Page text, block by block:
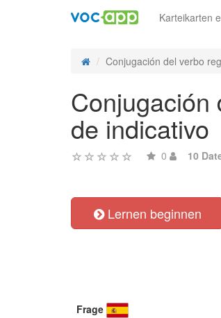
Karteikarten
Conjugación del verbo
Conjugación
de indicativo
0 10
Lernen beginnen
Frage